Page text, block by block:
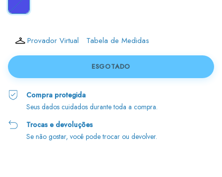
Provador Virtual Tabela de Medidas
Compra protegida
Seus dados cuidados durante toda a compra.
Trocas e devoluções
Se não gostar, você pode trocar ou devolver.